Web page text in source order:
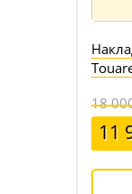
18
11